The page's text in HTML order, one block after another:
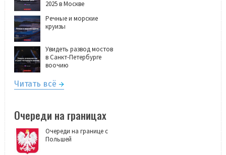
2025 в Москве
Речные и морские
круизы
Увидеть развод мостов
в Санкт-Петербурге
воочию
Читать всё
Очереди на границах
Очереди на границе с
Польшей